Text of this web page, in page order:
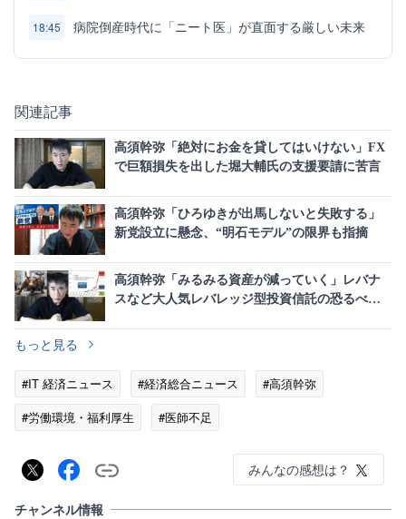
18:45 病院倒産時代に「ニート医」が直面する厳しい未来
関連記事
高須幹弥「絶対にお金を貸してはいけない」FX
で巨額損失を出した堀大輔氏の支援要請に苦言
高須幹弥「ひろゆきが出馬しないと失敗する」
新党設立に懸念、“明石モデル”の限界も指摘
高須幹弥「みるみる資産が減っていく」レバナ
スなど大人気レバレッジ型投資信託の恐るべき
もっと見る
#IT 経済ニュース #経済総合ニュース
#高須幹弥
#労働環境・福利厚生
#医師不足
みんなの感想は？
チャンネル情報